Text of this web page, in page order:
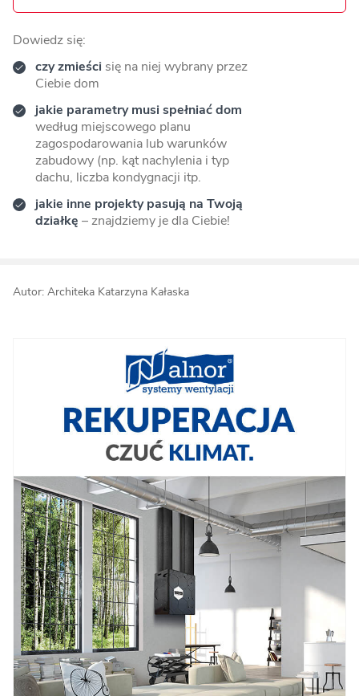
Dowiedz się:
czy zmieści się na niej wybrany przez
Ciebie dom
jakie parametry musi spełniać dom
według miejscowego planu
zagospodarowania lub warunków
zabudowy (np. kąt nachylenia i typ
dachu, liczba kondygnacji itp.
jakie inne projekty pasują na Twoją
działkę – znajdziemy je dla Ciebie!
Autor: Architeka Katarzyna Kałaska